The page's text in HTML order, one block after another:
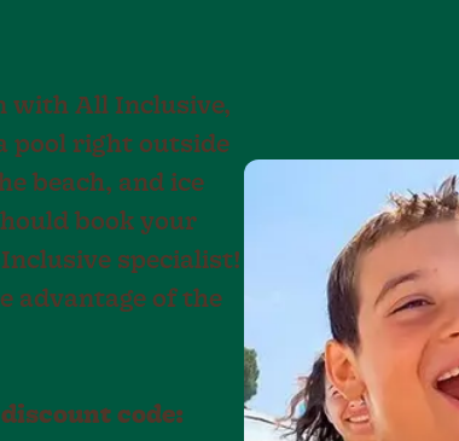
with All Inclusive,
pool right outside
beach, and ice
book your
specialist!
advantage of the
code: